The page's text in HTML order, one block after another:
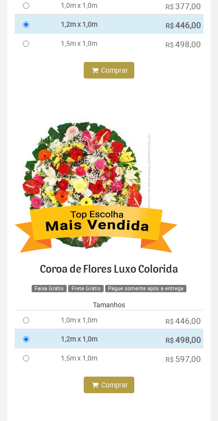
1,0m x 1,0m
R$ 377,00
1,2m x 1,0m R$446,00
1,5m x 1,0m R$ 498,00
Comprar
Coroa de Flores Luxo Colorida
Faixa Grátis Frete Grátis Pague somente após a entrega
Tamanhos
1,0m x 1,0m
R$ 446,00
1,2m x 1,0m R$498,00
1,5m x 1,0m R$ 597,00
Comprar